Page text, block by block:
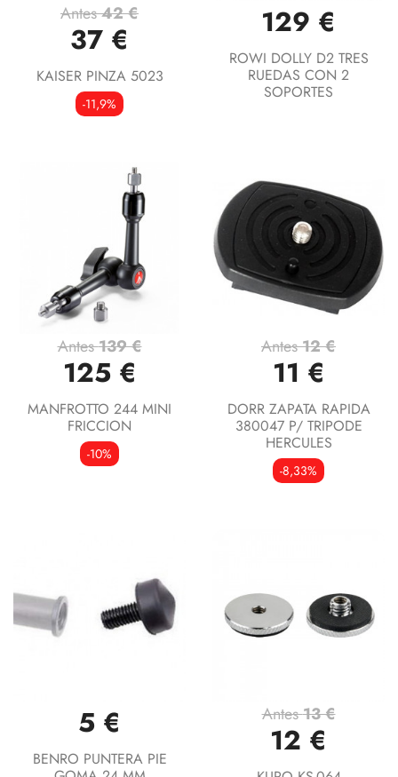
Antes42 €
37 €
KAISER PINZA 5023
-11,9%
129 €
ROWI DOLLY D2 TRES
RUEDAS CON 2
SOPORTES
Antes139 €
125 €
MANFROTTO 244 MINI
FRICCION
-10%
Antes12 €
11 €
DORR ZAPATA RAPIDA
380047 P/ TRIPODE
HERCULES
-8,33%
5 €
BENRO PUNTERA PIE
Antes13 €
12 €